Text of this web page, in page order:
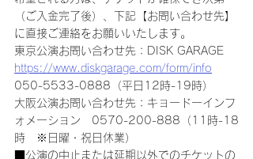
（ご入金完了後）、下記【お問い合わせ先】
に直接ご連絡をお願いいたします。
東京公演お問い合わせ先：DISK GARAGE
https://www.diskgarage.com/form/info
050-5533-0888（平日12時-19時）
大阪公演お問い合わせ先：キョードーインフ
ォメーション　0570-200-888（11時-18
時　※日曜・祝日休業）
■公演の中止または延期以外でのチケットの